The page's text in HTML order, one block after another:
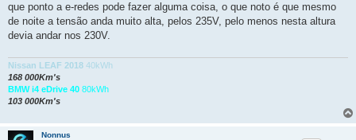
m
que ponto a e-redes pode fazer alguma coisa, o que noto é que mesmo
de noite a tensão anda muito alta, pelos 235V, pelo menos nesta altura
devia andar nos 230V.
Nissan LEAF 2018 40kWh
168 000Km's
BMW i4 eDrive 40 80kWh
103 000Km's
Nonnus